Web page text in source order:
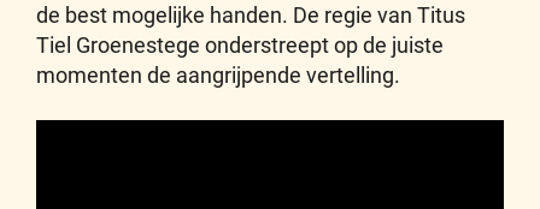
de best mogelijke handen. De regie van Titus
Tiel Groenestege onderstreept op de juiste
momenten de aangrijpende vertelling.